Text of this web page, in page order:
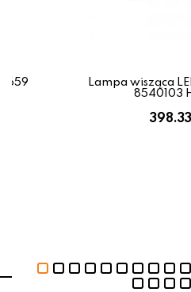
Lampa wisząca
8540103
398.33